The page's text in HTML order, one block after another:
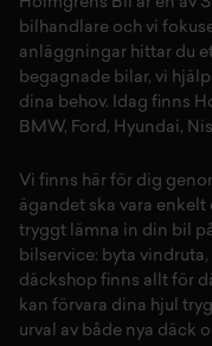
bilhandlare och vi
anläggningar hittar du
begagnade bilar, vi
dina behov. Idag finns
BMW, Ford, Hyundai,
Vi finns här för dig
ägandet ska vara
tryggt lämna in din bil
bilservice: byta vindruta,
däckshop finns allt för
kan förvara dina hjul
urval av både nya däck